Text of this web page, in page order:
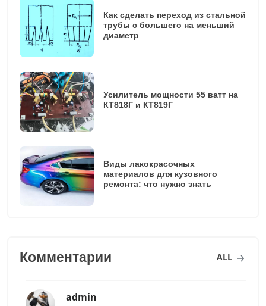
Как сделать переход из стальной
трубы с большего на меньший
диаметр
Усилитель мощности 55 ватт на
КТ818Г и КТ819Г
Виды лакокрасочных
материалов для кузовного
ремонта: что нужно знать
Комментарии ALL
admin